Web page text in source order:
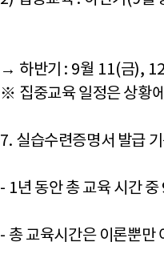
→ 하반기 : 9월 11(금),
※ 집중교육 일정은 상황
7. 실습수련증명서 발급
- 1년 동안 총 교육 시간 중
- 총 교육시간은 이론뿐만